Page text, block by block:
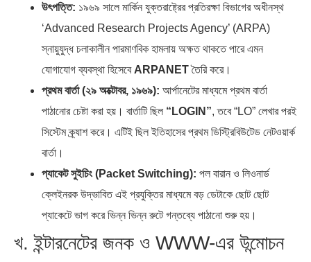
উৎপত্তি: ১৯৬৯ সালে মার্কিন যুক্তরাষ্ট্রের প্রতিরক্ষা বিভাগের অধীনস্থ
‘Advanced Research Projects Agency’ (ARPA)
স্নায়ুযুদ্ধ চলাকালীন পারমাণবিক হামলায় অক্ষত থাকতে পারে এমন
যোগাযোগ ব্যবস্থা হিসেবে ARPANETতৈরি করে।
প্রথম বার্তা (২৯ অক্টোবর, ১৯৬৯): আর্পানেটের মাধ্যমে প্রথম বার্তা
পাঠানোর চেষ্টা করা হয়। বার্তাটি ছিল “LOGIN”, তবে “LO” লেখার পরই
সিস্টেম ক্র্যাশ করে। এটিই ছিল ইতিহাসের প্রথম ডিস্ট্রিবিউটেড নেটওয়ার্ক
বার্তা।
প্যাকেট সুইচিং (Packet Switching): পল বারান ও লিওনার্ড
ক্লেইনরক উদ্ভাবিত এই প্রযুক্তির মাধ্যমে বড় ডেটাকে ছোট ছোট
প্যাকেটে ভাগ করে ভিন্ন ভিন্ন রুটে গন্তব্যে পাঠানো শুরু হয়।
খ. ইন্টারনেটের জনক ও WWW-এর উন্মোচন